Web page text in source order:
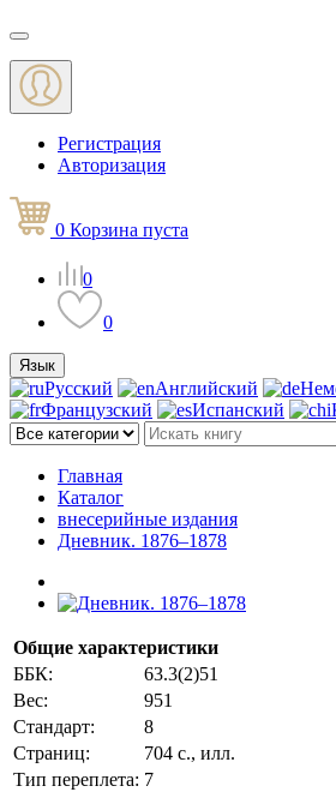
Меню
Регистрация
Авторизация
0 Корзина пуста
0
0
Язык
Русский Английский
Французский
Испанский
Главная
Каталог
внесерийные издания
Дневник. 1876–1878
Общие характеристики
ББК:
63.3(2)51
Вес:
951
Стандарт:
8
Страниц:
704 с., илл.
Тип переплета: 7